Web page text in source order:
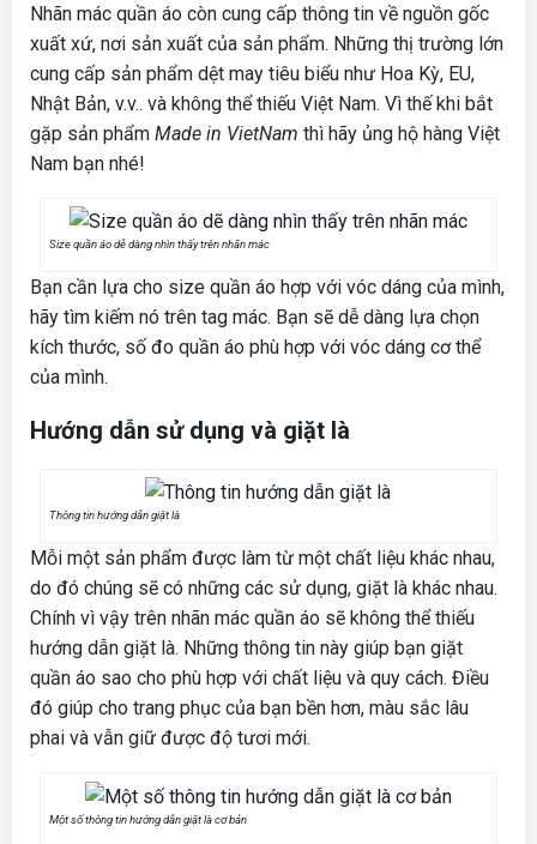
Nhãn mác quần áo còn cung cấp thông tin về nguồn gốc
xuất xứ, nơi sản xuất của sản phẩm. Những thị trường lớn
cung cấp sản phẩm dệt may tiêu biểu như Hoa Kỳ, EU,
Nhật Bản, v.v.. và không thể thiếu Việt Nam. Vì thế khi bắt
gặp sản phẩm Made in VietNam thì hãy ủng hộ hàng Việt
Nam bạn nhé!
Size quần áo dễ dàng nhìn thấy trên nhãn mác
Bạn cần lựa cho size quần áo hợp với vóc dáng của mình,
hãy tìm kiếm nó trên tag mác. Bạn sẽ dễ dàng lựa chọn
kích thước, số đo quần áo phù hợp với vóc dáng cơ thể
của mình.
Hướng dẫn sử dụng và giặt là
Thông tin hướng dẫn giặt là
Mỗi một sản phẩm được làm từ một chất liệu khác nhau,
do đó chúng sẽ có những các sử dụng, giặt là khác nhau.
Chính vì vậy trên nhãn mác quần áo sẽ không thể thiếu
hướng dẫn giặt là. Những thông tin này giúp bạn giặt
quần áo sao cho phù hợp với chất liệu và quy cách. Điều
đó giúp cho trang phục của bạn bền hơn, màu sắc lâu
phai và vẫn giữ được độ tươi mới.
Một số thông tin hướng dẫn giặt là cơ bản